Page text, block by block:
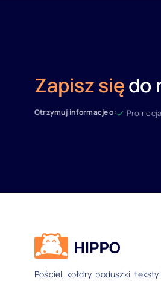
Zapisz siędo
Otrzymuj informacje o:
Dane
Pościel, kołdry, poduszki,